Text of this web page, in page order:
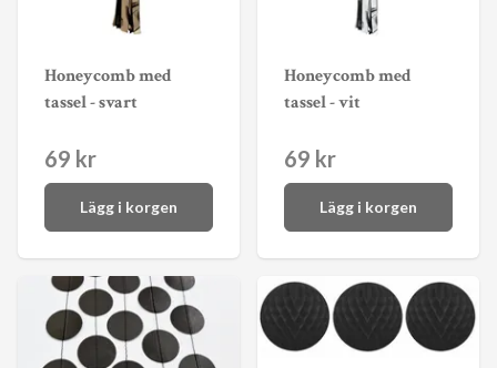
Honeycomb med
tassel - svart
69 kr
Lägg i korgen
Honeycomb med
tassel - vit
69 kr
Lägg i korgen